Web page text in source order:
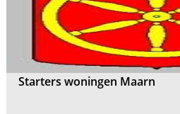
Starters woningen Maarn